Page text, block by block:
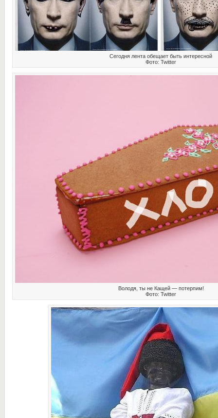
Сегодня лента обещает быть интересной
Фото: Twitter
Володя, ты не Кащей — потерпим!
Фото: Twitter